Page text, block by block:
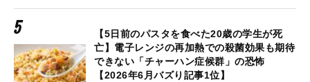
【5日前のパスタを食べた20歳の学生が死
亡】電子レンジの再加熱での殺菌効果も期待
できない「チャーハン症候群」の恐怖
【2026年6月バズり記事1位】